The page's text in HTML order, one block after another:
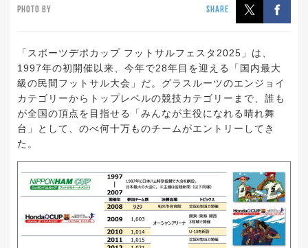
PHOTO BY SHARE
「スポーツデポカップ フットサルフェスタ2025」は、
1997年の初開催以来、今年で28年目を迎える「国内最大
級の民間フットサル大会」だ。グラスルーツのエンジョイ
カテゴリーからトップレベルの競技カテゴリーまで、誰も
が全国の頂点を目指せる「みんなが主役になれる晴れ舞
台」として、のべ何十万ものチームがエントリーしてき
た。